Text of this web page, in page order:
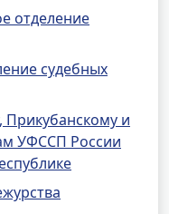
отделение
судебных
и
УФССП России